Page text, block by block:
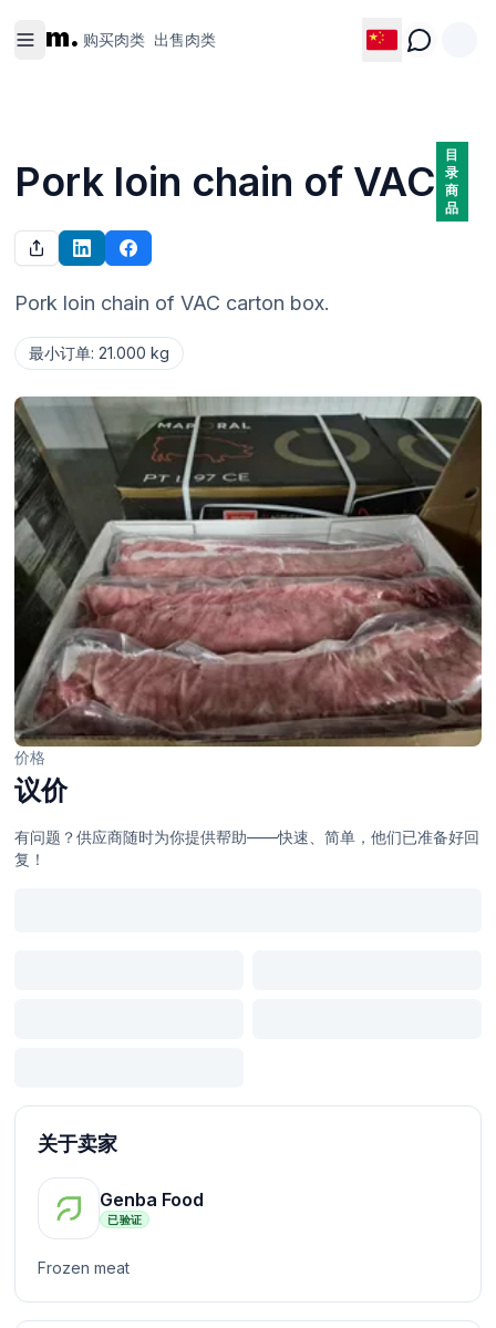
m. 购买肉类 出售肉类
Pork loin chain of VAC
目
录
商
品
Pork loin chain of VAC carton box.
最小订单:21.000 kg
价格
议价
有问题？供应商随时为你提供帮助——快速、简单，他们已准备好回
复！
关于卖家
Genba Food
已验证
Frozen meat